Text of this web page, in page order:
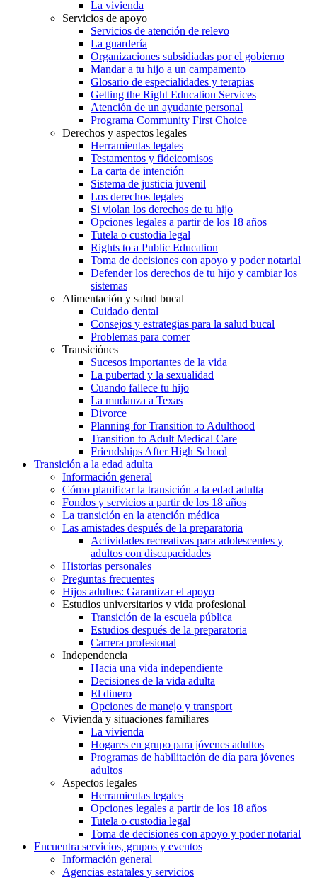
La vivienda
Servicios de apoyo
Servicios de atención de relevo
La guardería
Organizaciones subsidiadas por el gobierno
Mandar a tu hijo a un campamento
Glosario de especialidades y terapias
Getting the Right Education Services
Atención de un ayudante personal
Programa Community First Choice
Derechos y aspectos legales
Herramientas legales
Testamentos y fideicomisos
La carta de intención
Sistema de justicia juvenil
Los derechos legales
Si violan los derechos de tu hijo
Opciones legales a partir de los 18 años
Tutela o custodia legal
Rights to a Public Education
Toma de decisiones con apoyo y poder notarial
Defender los derechos de tu hijo y cambiar los
sistemas
Alimentación y salud bucal
Cuidado dental
Consejos y estrategias para la salud bucal
Problemas para comer
Transiciónes
Sucesos importantes de la vida
La pubertad y la sexualidad
Cuando fallece tu hijo
La mudanza a Texas
Divorce
Planning for Transition to Adulthood
Transition to Adult Medical Care
Friendships After High School
Transición a la edad adulta
Información general
Cómo planificar la transición a la edad adulta
Fondos y servicios a partir de los 18 años
La transición en la atención médica
Las amistades después de la preparatoria
Actividades recreativas para adolescentes y
adultos con discapacidades
Historias personales
Preguntas frecuentes
Hijos adultos: Garantizar el apoyo
Estudios universitarios y vida profesional
Transición de la escuela pública
Estudios después de la preparatoria
Carrera profesional
Independencia
Hacia una vida independiente
Decisiones de la vida adulta
El dinero
Opciones de manejo y transport
Vivienda y situaciones familiares
La vivienda
Hogares en grupo para jóvenes adultos
Programas de habilitación de día para jóvenes
adultos
Aspectos legales
Herramientas legales
Opciones legales a partir de los 18 años
Tutela o custodia legal
Toma de decisiones con apoyo y poder notarial
Encuentra servicios, grupos y eventos
Información general
Agencias estatales y servicios